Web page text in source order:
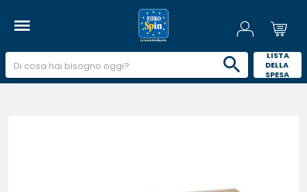
LISTA
DELLA
SPESA